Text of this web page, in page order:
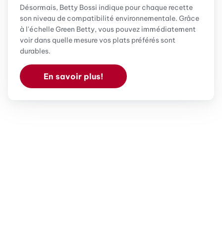
Désormais, Betty Bossi indique pour chaque recette
son niveau de compatibilité environnementale. Grâce
à l'échelle Green Betty, vous pouvez immédiatement
voir dans quelle mesure vos plats préférés sont
durables.
En savoir plus!